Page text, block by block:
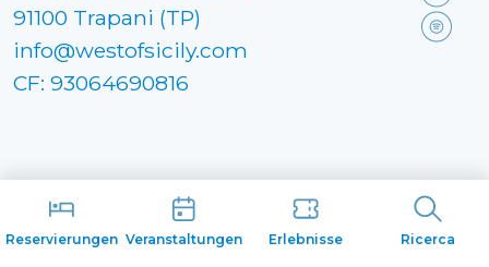
Reservierungen Veranstaltungen Erlebnisse Ricerca
91100 Trapani (TP)
info@westofsicily.com
CF: 93064690816
Made inKumbe with passion